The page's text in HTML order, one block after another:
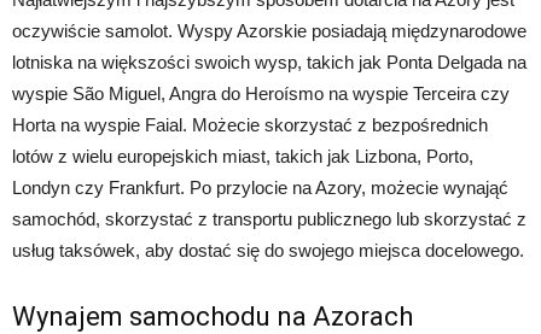
oczywiście samolot. Wyspy Azorskie posiadają międzynarodowe
lotniska na większości swoich wysp, takich jak Ponta Delgada na
wyspie São Miguel, Angra do Heroísmo na wyspie Terceira czy
Horta na wyspie Faial. Możecie skorzystać z bezpośrednich
lotów z wielu europejskich miast, takich jak Lizbona, Porto,
Londyn czy Frankfurt. Po przylocie na Azory, możecie wynająć
samochód, skorzystać z transportu publicznego lub skorzystać z
usług taksówek, aby dostać się do swojego miejsca docelowego.
Wynajem samochodu na Azorach